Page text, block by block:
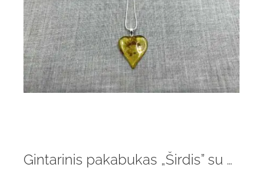
Gintarinis pakabukas „Širdis” su grandinėle